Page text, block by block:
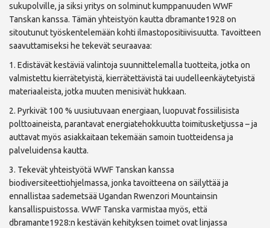
sukupolville, ja siksi yritys on solminut kumppanuuden WWF
Tanskan kanssa. Tämän yhteistyön kautta dbramante1928 on
sitoutunut työskentelemään kohti ilmastopositiivisuutta. Tavoitteen
saavuttamiseksi he tekevät seuraavaa:
1. Edistävät kestäviä valintoja suunnittelemalla tuotteita, jotka on
valmistettu kierrätetyistä, kierrätettävistä tai uudelleenkäytetyistä
materiaaleista, jotka muuten menisivät hukkaan.
2. Pyrkivät 100 % uusiutuvaan energiaan, luopuvat fossiilisista
polttoaineista, parantavat energiatehokkuutta toimitusketjussa – ja
auttavat myös asiakkaitaan tekemään samoin tuotteidensa ja
palveluidensa kautta.
3. Tekevät yhteistyötä WWF Tanskan kanssa
biodiversiteettiohjelmassa, jonka tavoitteena on säilyttää ja
ennallistaa sademetsää Ugandan Rwenzori Mountainsin
kansallispuistossa. WWF Tanska varmistaa myös, että
dbramante1928:n kestävän kehityksen toimet ovat linjassa